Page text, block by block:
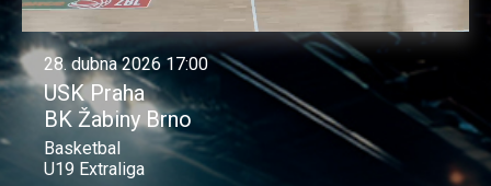
28. dubna 2026 17:00
USK Praha
BK Žabiny Brno
Basketbal
U19 Extraliga